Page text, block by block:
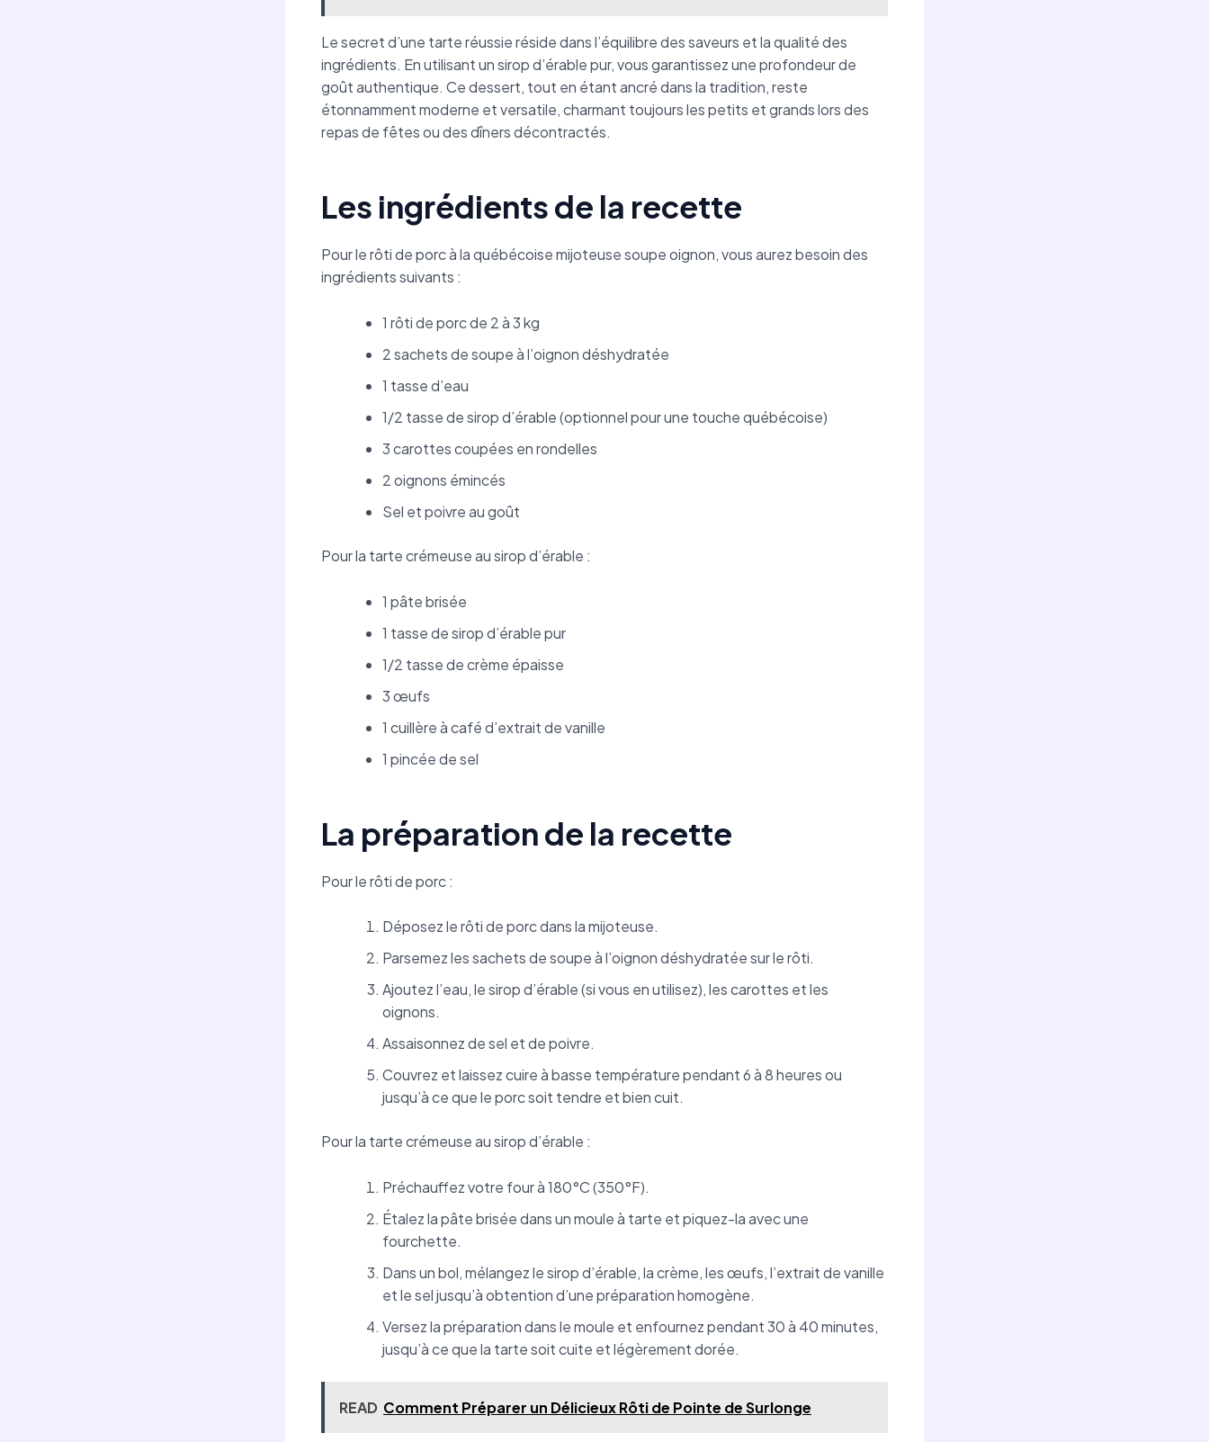
Le secret d’une tarte réussie réside dans l’équilibre des saveurs et la qualité des
ingrédients. En utilisant un sirop d’érable pur, vous garantissez une profondeur de
goût authentique. Ce dessert, tout en étant ancré dans la tradition, reste
étonnamment moderne et versatile, charmant toujours les petits et grands lors des
repas de fêtes ou des dîners décontractés.
Les ingrédients de la recette
Pour le rôti de porc à la québécoise mijoteuse soupe oignon, vous aurez besoin des
ingrédients suivants :
1 rôti de porc de 2 à 3 kg
2 sachets de soupe à l’oignon déshydratée
1 tasse d’eau
1/2 tasse de sirop d’érable (optionnel pour une touche québécoise)
3 carottes coupées en rondelles
2 oignons émincés
Sel et poivre au goût
Pour la tarte crémeuse au sirop d’érable :
1 pâte brisée
1 tasse de sirop d’érable pur
1/2 tasse de crème épaisse
3 œufs
1 cuillère à café d’extrait de vanille
1 pincée de sel
La préparation de la recette
Pour le rôti de porc :
Déposez le rôti de porc dans la mijoteuse.
Parsemez les sachets de soupe à l’oignon déshydratée sur le rôti.
Ajoutez l’eau, le sirop d’érable (si vous en utilisez), les carottes et les
oignons.
Assaisonnez de sel et de poivre.
Couvrez et laissez cuire à basse température pendant 6 à 8 heures ou
jusqu’à ce que le porc soit tendre et bien cuit.
Pour la tarte crémeuse au sirop d’érable :
Préchauffez votre four à 180°C (350°F).
Étalez la pâte brisée dans un moule à tarte et piquez-la avec une
fourchette.
Dans un bol, mélangez le sirop d’érable, la crème, les œufs, l’extrait de vanille
et le sel jusqu’à obtention d’une préparation homogène.
Versez la préparation dans le moule et enfournez pendant 30 à 40 minutes,
jusqu’à ce que la tarte soit cuite et légèrement dorée.
READ Comment Préparer un Délicieux Rôti de Pointe de Surlonge